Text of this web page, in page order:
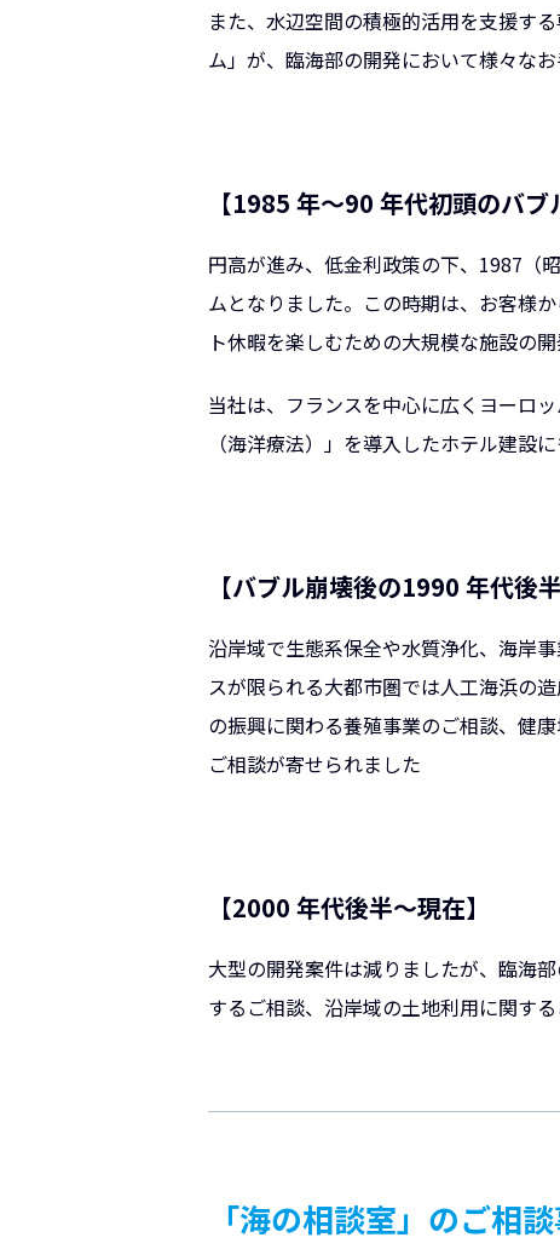
また、水辺空間の積極的活用を支援す
ム」が、臨海部の開発において様々なお
【1985 年～90 年代初頭のバブ
円高が進み、低金利政策の下、1987（
ムとなりました。この時期は、お客様
ト休暇を楽しむための大規模な施設の
当社は、フランスを中心に広くヨーロ
（海洋療法）」を導入したホテル建設
【バブル崩壊後の1990 年代後
沿岸域で生態系保全や水質浄化、海岸
スが限られる大都市圏では人工海浜の
の振興に関わる養殖事業のご相談、健
ご相談が寄せられました
【2000 年代後半～現在】
大型の開発案件は減りましたが、臨海
するご相談、沿岸域の土地利用に関す
「海の相談室」のご相